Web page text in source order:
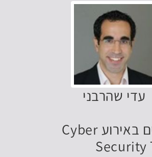
עדי שהרבני
דוברים נוספים באירוע Cyber
Security